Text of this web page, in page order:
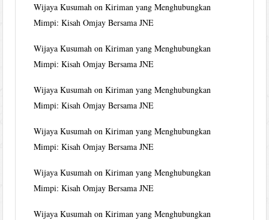
Wijaya Kusumah onKiriman yang Menghubungkan
Mimpi: Kisah Omjay Bersama JNE
Wijaya Kusumah onKiriman yang Menghubungkan
Mimpi: Kisah Omjay Bersama JNE
Wijaya Kusumah onKiriman yang Menghubungkan
Mimpi: Kisah Omjay Bersama JNE
Wijaya Kusumah onKiriman yang Menghubungkan
Mimpi: Kisah Omjay Bersama JNE
Wijaya Kusumah onKiriman yang Menghubungkan
Mimpi: Kisah Omjay Bersama JNE
Wijaya Kusumah onKiriman yang Menghubungkan